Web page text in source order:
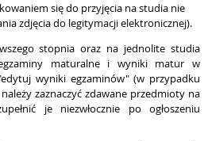
się do przyjęcia na studia nie
zdjęcia do legitymacji elektronicznej).
stopnia oraz na jednolite studia
maturalne i wyniki matur w
wyniki egzaminów"(w przypadku
zaznaczyć zdawane przedmioty na
je niezwłocznie po ogłoszeniu